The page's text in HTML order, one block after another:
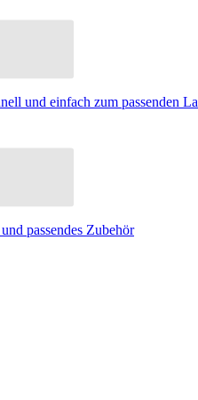
und einfach zum passenden
passendes Zubehör